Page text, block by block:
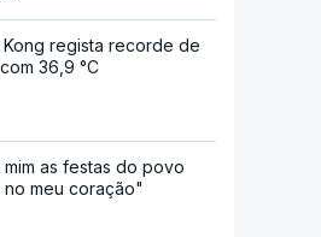
Kong regista recorde de
36,9 °C
mim as festas do povo
no meu coração"